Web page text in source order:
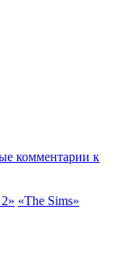
комментарии к
«The Sims»